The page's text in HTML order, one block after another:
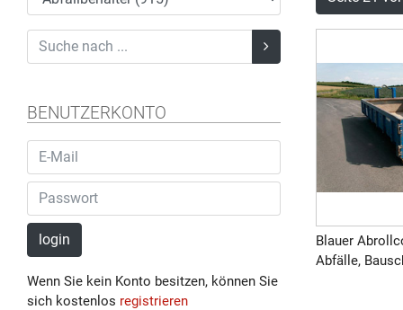
BENUTZERKONTO
login
Wenn Sie kein Konto besitzen, können Sie
sich kostenlos registrieren
Blauer
Abfälle,